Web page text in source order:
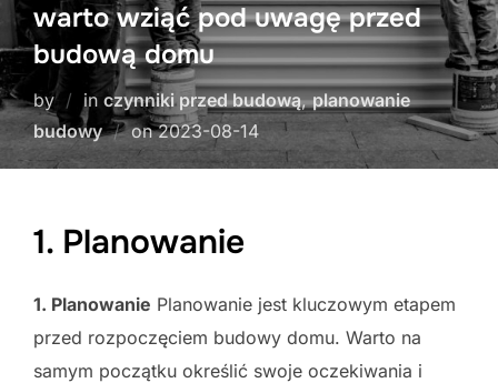
warto wziąć pod uwagę przed
budową domu
by in czynniki przed budową,planowanie
budowy
onPosted
on
2023-08-14
1. Planowanie
1. Planowanie Planowanie jest kluczowym etapem
przed rozpoczęciem budowy domu. Warto na
samym początku określić swoje oczekiwania i